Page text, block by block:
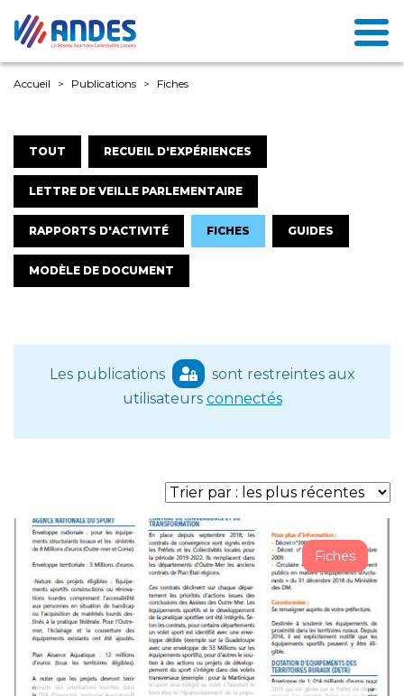
Accueil Publications Fiches
TOUT RECUEIL D'EXPÉRIENCES
LETTRE DE VEILLE PARLEMENTAIRE
RAPPORTS D'ACTIVITÉ FICHES GUIDES
MODÈLE DE DOCUMENT
Les publications
sont restreintes aux
utilisateurs connectés
Fiches